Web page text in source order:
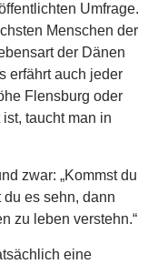
Umfrage.
Menschen der
der Dänen
erfährt auch jeder
Flensburg oder
taucht man in
zwar: „Kommst du
es sehn, dann
zu leben verstehn.“
eine